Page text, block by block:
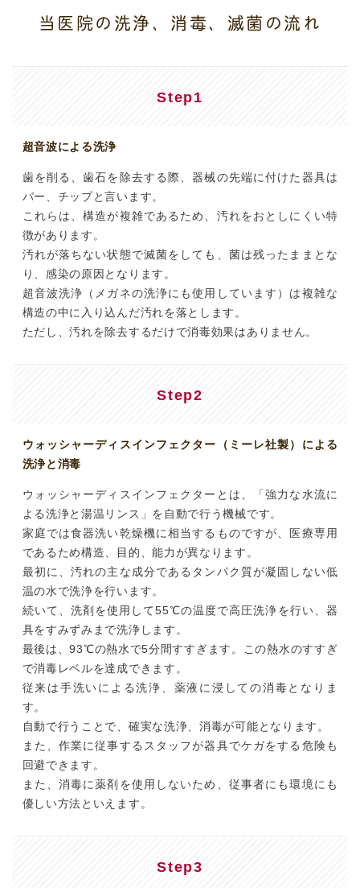
当医院の洗浄、消毒、滅菌の流れ
Step1
超音波による洗浄
歯を削る、歯石を除去する際、器械の先端に付けた器具は
バー、チップと言います。
これらは、構造が複雑であるため、汚れをおとしにくい特
徴があります。
汚れが落ちない状態で滅菌をしても、菌は残ったままとな
り、感染の原因となります。
超音波洗浄（メガネの洗浄にも使用しています）は複雑な
構造の中に入り込んだ汚れを落とします。
ただし、汚れを除去するだけで消毒効果はありません。
Step2
ウォッシャーディスインフェクター（ミーレ社製）による
洗浄と消毒
ウォッシャーディスインフェクターとは、「強力な水流に
よる洗浄と湯温リンス」を自動で行う機械です。
家庭では食器洗い乾燥機に相当するものですが、医療専用
であるため構造、目的、能力が異なります。
最初に、汚れの主な成分であるタンパク質が凝固しない低
温の水で洗浄を行います。
続いて、洗剤を使用して55℃の温度で高圧洗浄を行い、器
具をすみずみまで洗浄します。
最後は、93℃の熱水で5分間すすぎます。この熱水のすすぎ
で消毒レベルを達成できます。
従来は手洗いによる洗浄、薬液に浸しての消毒となりま
す。
自動で行うことで、確実な洗浄、消毒が可能となります。
また、作業に従事するスタッフが器具でケガをする危険も
回避できます。
また、消毒に薬剤を使用しないため、従事者にも環境にも
優しい方法といえます。
Step3